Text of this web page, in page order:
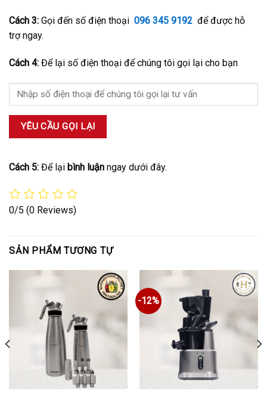
Cách 3: Gọi đến số điện thoại 096 345 9192 để được hỗ
trợ ngay.
Cách 4: Để lại số điện thoại để chúng tôi gọi lại cho bạn
Cách 5: Để lại bình luận ngay dưới đây.
0/5 (0 Reviews)
SẢN PHẨM TƯƠNG TỰ
-12%